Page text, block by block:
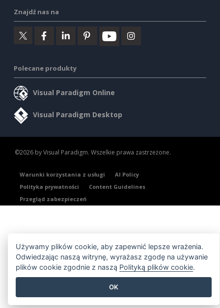
Znajdź nas na
Polecane produkty
Visual Paradigm Online
Visual Paradigm Desktop
©2026 by Visual Paradigm. Wszelkie prawa zastrzeżone.
Warunki korzystania z usługi
AI Policy
Polityka prywatności
Content Guidelines
Przegląd zabezpieczeń
Używamy plików cookie, aby zapewnić lepsze wrażenia.
Odwiedzając naszą witrynę, wyrażasz zgodę na używanie
plików cookie zgodnie z naszą Polityką plików cookie.
OK